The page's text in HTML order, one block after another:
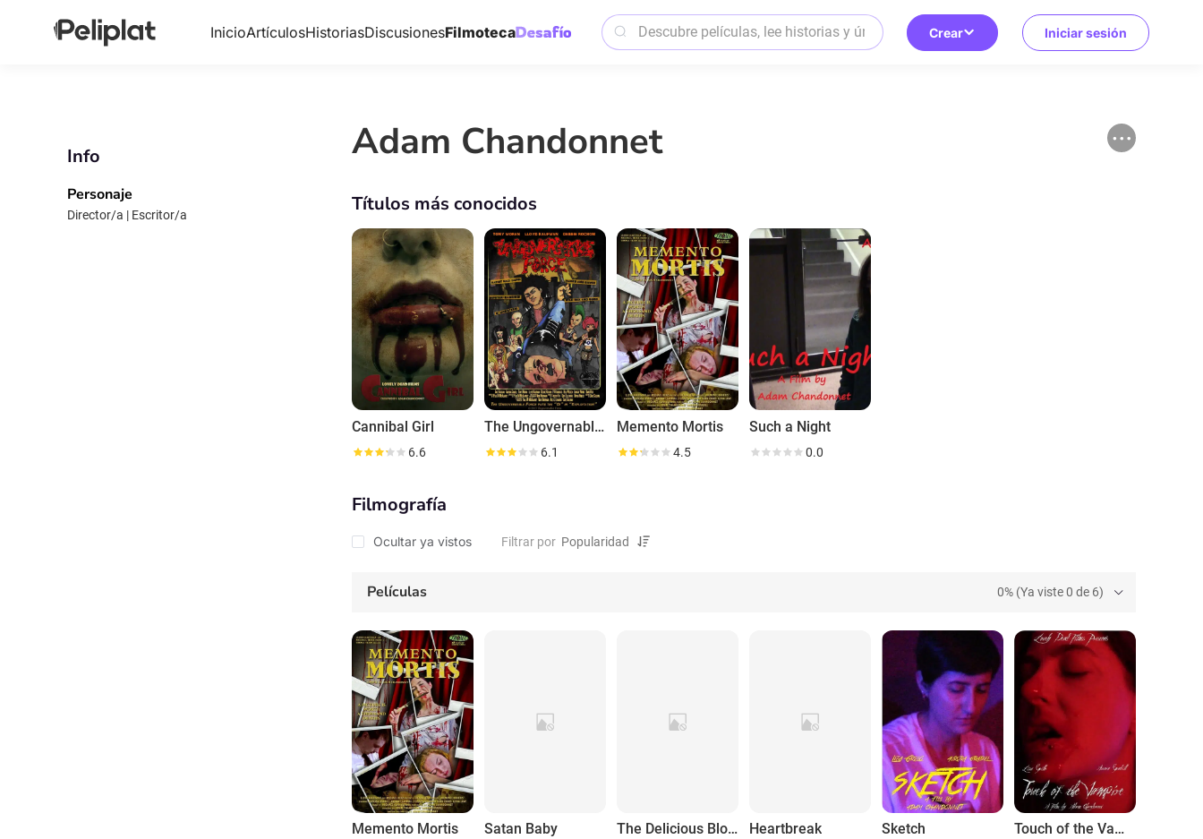
InicioArtículosHistoriasDiscusionesFilmoteca Crear Iniciar sesión
Info
Personaje
Director/a | Escritor/a
Adam Chandonnet
Títulos más conocidos
Cannibal Girl
6.6
The Ungovernable Force
6.1
Memento Mortis
4.5
Such a Night
0.0
Filmografía
Ocultar ya vistos Filtrar por
Películas 0% (Ya viste 0 de 6)
Memento Mortis Satan Baby The Delicious Blood That You Keep in Your Veins Heartbreak Sketch Touch of the Vampire